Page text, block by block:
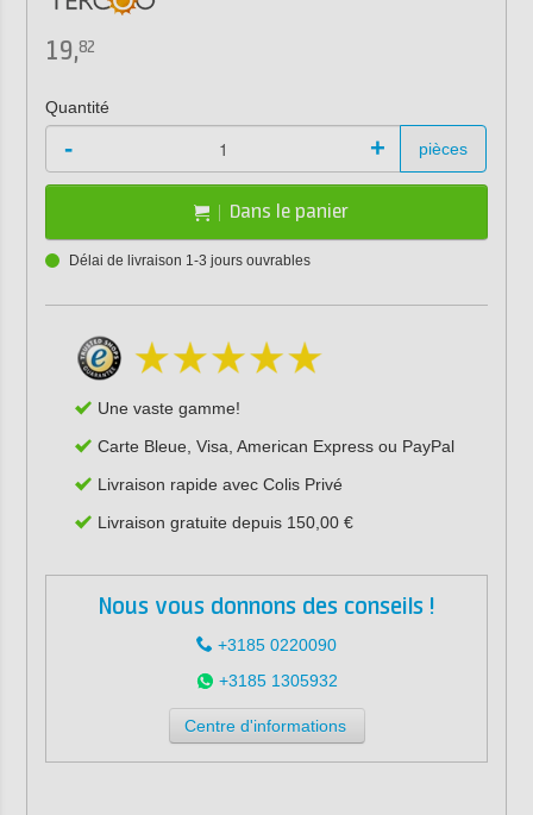
19,82
Quantité
- + pièces
Dans le panier
Délai de livraison 1-3 jours ouvrables
Une vaste gamme!
Carte Bleue, Visa, American Express ou PayPal
Livraison rapide avec Colis Privé
Livraison gratuite depuis 150,00 €
Nous vous donnons des conseils !
+3185 0220090
+3185 1305932
Centre d'informations